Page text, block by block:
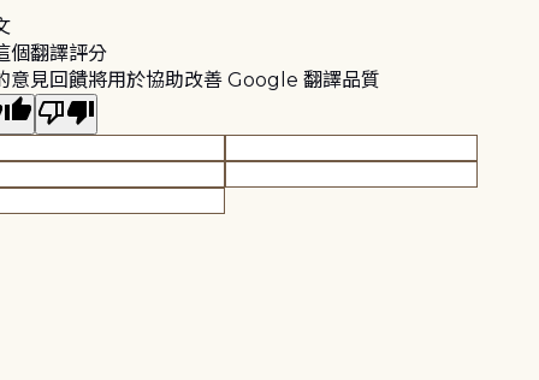
個翻譯評分
意見回饋將用於協助改善 Google 翻譯品質